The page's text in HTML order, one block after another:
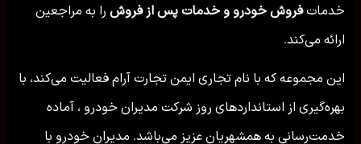
خدماتفروش خودرو و خدمات پس از فروش را به مراجعین
ارائه می‌کند.
این مجموعه که با نام تجاری ایمن تجارت آرام فعالیت می‌کند، با
بهره‌گیری از استانداردهای روز شرکت مدیران خودرو ، آماده
خدمت‌رسانی به همشهریان عزیز می‌باشد. مدیران خودرو با